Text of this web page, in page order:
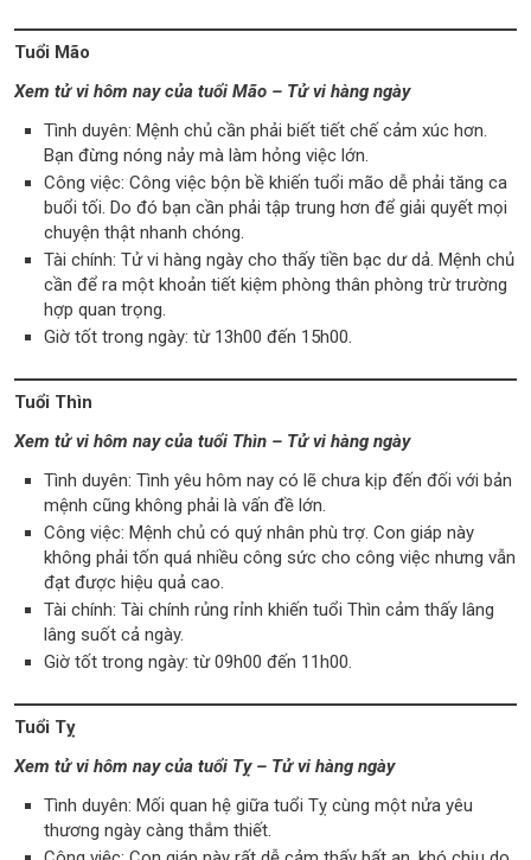
Tuổi Mão
Xem tử vi hôm nay của tuổi Mão – Tử vi hàng ngày
Tình duyên: Mệnh chủ cần phải biết tiết chế cảm xúc hơn.
Bạn đừng nóng nảy mà làm hỏng việc lớn.
Công việc: Công việc bộn bề khiến tuổi mão dễ phải tăng ca
buổi tối. Do đó bạn cần phải tập trung hơn để giải quyết mọi
chuyện thật nhanh chóng.
Tài chính: Tử vi hàng ngày cho thấy tiền bạc dư dả. Mệnh chủ
cần để ra một khoản tiết kiệm phòng thân phòng trừ trường
hợp quan trọng.
Giờ tốt trong ngày: từ 13h00 đến 15h00.
Tuổi Thìn
Xem tử vi hôm nay của tuổi Thìn – Tử vi hàng ngày
Tình duyên: Tình yêu hôm nay có lẽ chưa kịp đến đối với bản
mệnh cũng không phải là vấn đề lớn.
Công việc: Mệnh chủ có quý nhân phù trợ. Con giáp này
không phải tốn quá nhiều công sức cho công việc nhưng vẫn
đạt được hiệu quả cao.
Tài chính: Tài chính rủng rỉnh khiến tuổi Thìn cảm thấy lâng
lâng suốt cả ngày.
Giờ tốt trong ngày: từ 09h00 đến 11h00.
Tuổi Tỵ
Xem tử vi hôm nay của tuổi Tỵ – Tử vi hàng ngày
Tình duyên: Mối quan hệ giữa tuổi Tỵ cùng một nửa yêu
thương ngày càng thắm thiết.